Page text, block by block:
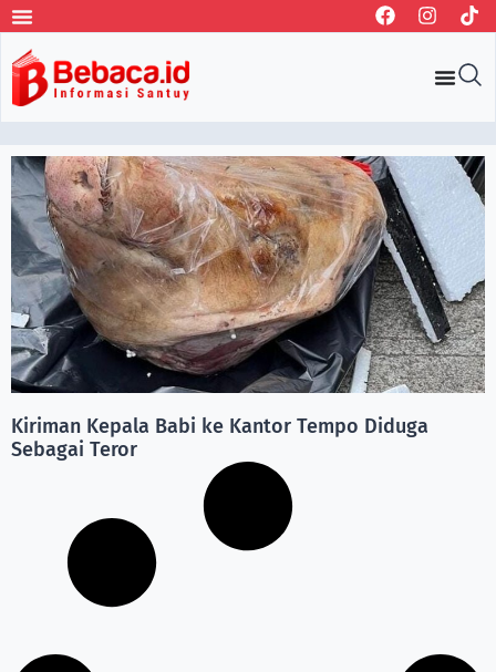
Kiriman Kepala Babi ke Kantor Tempo Diduga
Sebagai Teror